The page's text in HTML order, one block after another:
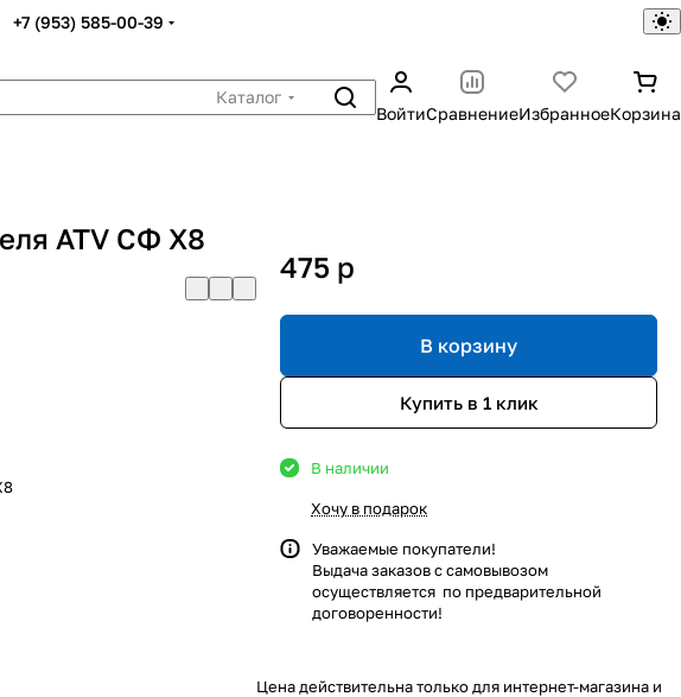
+7 (953) 585-00-39
Каталог
ВойтиСравнениеИзбранноеКорзина
ATV СФ X8
475 p
В корзину
Купить в 1 клик
В наличии
Хочу в подарок
Уважаемые покупатели!
Выдача заказов с самовывозом
осуществляется по предварительной
договоренности!
Цена действительна только для интернет-магазина и